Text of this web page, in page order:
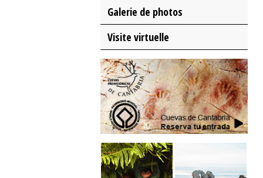
Galerie de photos
Visite virtuelle